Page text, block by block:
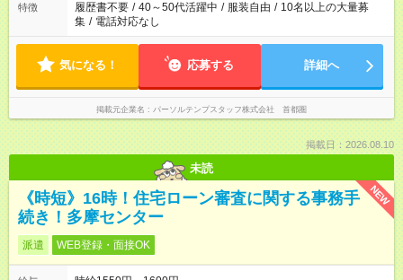
特徴 履歴書不要 / 40～50代活躍中 / 服装自由 / 10名以上の大量募
集 / 電話対応なし
気になる！ 応募する 詳細へ
掲載元企業名 パーソルテンプスタッフ株式会社 首都圏
掲載日：2026.08.10
未読
NEW
《時短》16時！住宅ローン審査に関する事務手
続き！多摩センター
派遣 WEB登録・面接OK